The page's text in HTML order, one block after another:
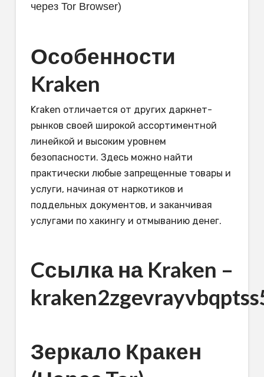
через Tor Browser)
Особенности
Kraken
Kraken отличается от других даркнет-
рынков своей широкой ассортиментной
линейкой и высоким уровнем
безопасности. Здесь можно найти
практически любые запрещенные товары и
услуги, начиная от наркотиков и
поддельных документов, и заканчивая
услугами по хакингу и отмыванию денег.
Cсылка на Kraken –
Зеркало Кракен